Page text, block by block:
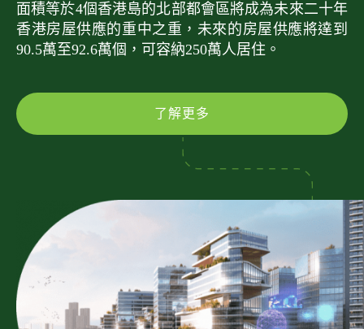
面積等於4個香港島的北部都會區將成為未來二十年
香港房屋供應的重中之重，未來的房屋供應將達到
90.5萬至92.6萬個，可容納250萬人居住。
了解更多